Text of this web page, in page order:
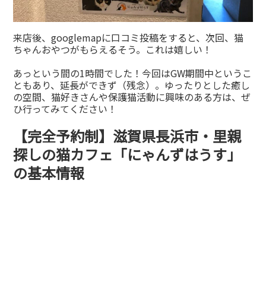
来店後、googlemapに口コミ投稿をすると、次回、猫
ちゃんおやつがもらえるそう。これは嬉しい！
あっという間の1時間でした！今回はGW期間中というこ
ともあり、延長ができず（残念）。ゆったりとした癒し
の空間、猫好きさんや保護猫活動に興味のある方は、ぜ
ひ行ってみてください！
【完全予約制】滋賀県長浜市・里親
探しの猫カフェ「にゃんずはうす」
の基本情報